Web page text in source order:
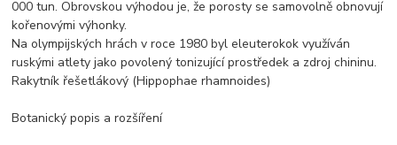
000 tun. Obrovskou výhodou je, že porosty se samovolně obnovují
kořenovými výhonky.
Na olympijských hrách v roce 1980 byl eleuterokok využíván
ruskými atlety jako povolený tonizující prostředek a zdroj chininu.
Rakytník řešetlákový (Hippophae rhamnoides)
Botanický popis a rozšíření